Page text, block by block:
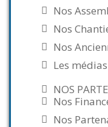
Nos
Nos
Nos
Les
NOS
Nos
Nos